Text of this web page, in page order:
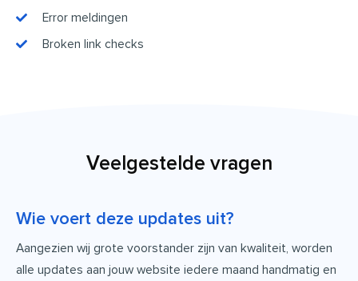
Error meldingen
Broken link checks
Veelgestelde vragen
Wie voert deze updates uit?
Aangezien wij grote voorstander zijn van kwaliteit, worden
alle updates aan jouw website iedere maand handmatig en